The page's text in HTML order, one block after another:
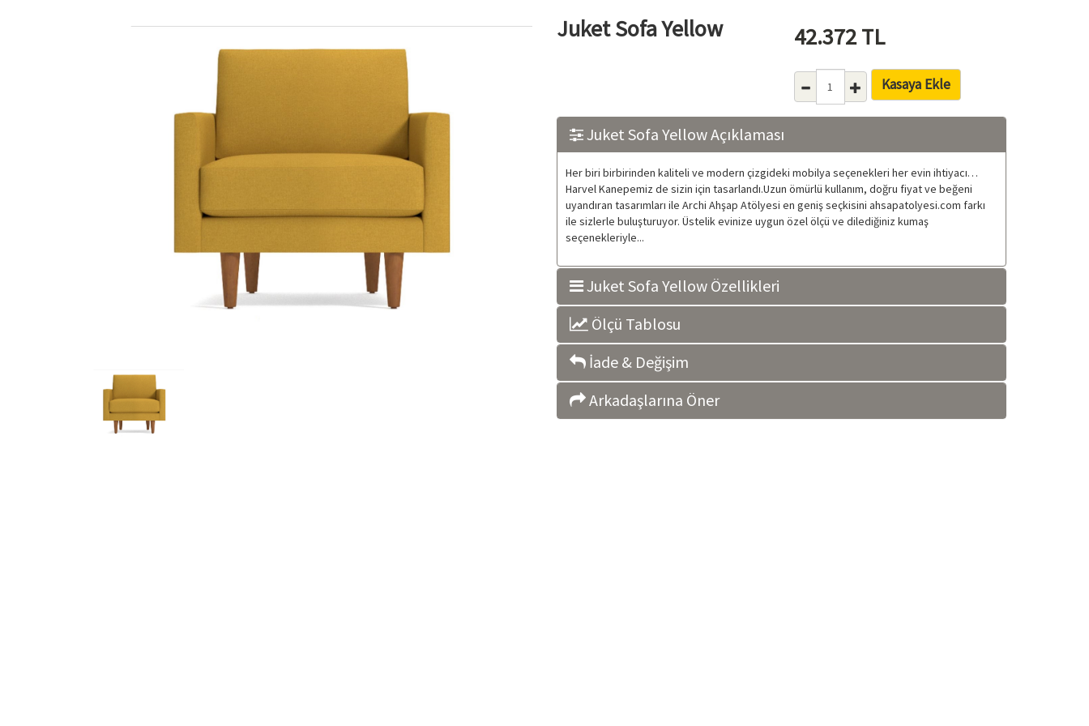
Juket Sofa Yellow 42.372TL
Kasaya Ekle
Juket Sofa Yellow Açıklaması
Her biri birbirinden kaliteli ve modern çizgideki mobilya seçenekleri her evin ihtiyacı…
Harvel Kanepemiz de sizin için tasarlandı.Uzun ömürlü kullanım, doğru fiyat ve beğeni
uyandıran tasarımları ile Archi Ahşap Atölyesi en geniş seçkisini ahsapatolyesi.com farkı
ile sizlerle buluşturuyor. Üstelik evinize uygun özel ölçü ve dilediğiniz kumaş
seçenekleriyle...
Juket Sofa Yellow Özellikleri
Ölçü Tablosu
İade & Değişim
Arkadaşlarına Öner